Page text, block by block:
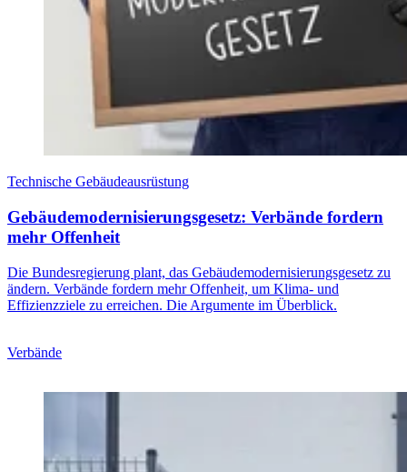
Technische Gebäudeausrüstung
Gebäudemodernisierungsgesetz: Verbände fordern
mehr Offenheit
Die Bundesregierung plant, das Gebäudemodernisierungsgesetz zu
ändern. Verbände fordern mehr Offenheit, um Klima- und
Effizienzziele zu erreichen. Die Argumente im Überblick.
Verbände